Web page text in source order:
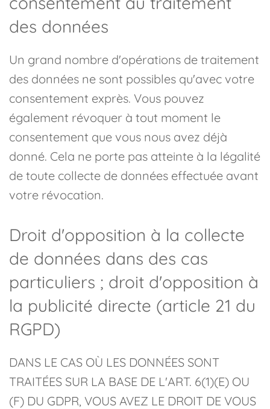
des données
Un grand nombre d'opérations de traitement
des données ne sont possibles qu'avec votre
consentement exprès. Vous pouvez
également révoquer à tout moment le
consentement que vous nous avez déjà
donné. Cela ne porte pas atteinte à la légalité
de toute collecte de données effectuée avant
votre révocation.
Droit d'opposition à la collecte
de données dans des cas
particuliers ; droit d'opposition à
la publicité directe (article 21 du
RGPD)
DANS LE CAS OÙ LES DONNÉES SONT
TRAITÉES SUR LA BASE DE L'ART. 6(1)(E) OU
(F) DU GDPR, VOUS AVEZ LE DROIT DE VOUS